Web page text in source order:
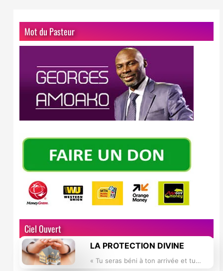
Mot du Pasteur
Ciel Ouvert
LA PROTECTION DIVINE
« Tu seras béni à ton arrivée et tu…